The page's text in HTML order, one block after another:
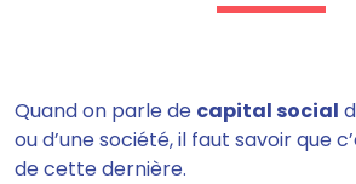
Quand on parle de capital social
ou d’une société, il faut savoir que
de cette dernière.